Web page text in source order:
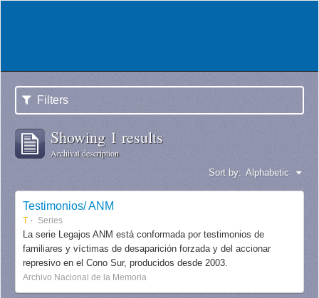
Filters
Showing 1 results
Archival description
Sort by: Alphabetic
Testimonios/ ANM
T Series
La serie Legajos ANM está conformada por testimonios de
familiares y víctimas de desaparición forzada y del accionar
represivo en el Cono Sur, producidos desde 2003.
Archivo Nacional de la Memoria